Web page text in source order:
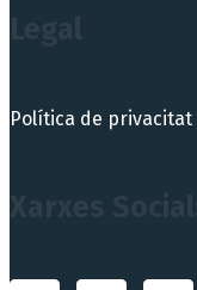
Política de privacitat